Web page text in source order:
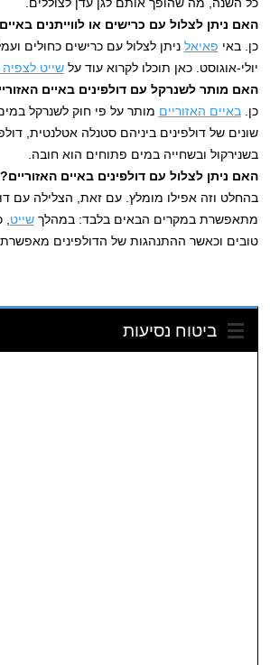
האם ניתן לצלול עם כרישים או לווייתנים
כן. באי פאיאל ניתן לצלול עם כרישים כחולים
יולי-אוגוסט. כאן תוכלו לקרוא עוד עלשייט לצפיה
האם מותר לשנרקל עם דולפינים באיים
כן.באיים האזוריים
שונים של דולפינים ביניהם סטנלה אטלנטית,
בשנירקול ובשחייה במים פתוחים הוא חובה.
האם ניתן לצלול עם דולפינים באיים האזוריים?
בהחלט וזה אפילו מומלץ. עם זאת, הצלילה עם
מתאפשרת במקרים הבאים בלבד: במהלךשייט
טובים וכאשר ההתנהגות של הדולפינים
ביטוח נסיעות